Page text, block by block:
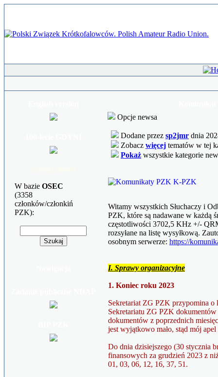
W bazie OSEC
(3358
członków/członkiń
PZK):
Opcje newsa
Dodane przez sp2jmr dnia
Zobacz więcej tematów w tej
Pokaż wszystkie kategorie
Witamy wszystkich Słuchaczy i
PZK, które są nadawane w każdą
częstotliwości 3702,5 KHz +/-
rozsyłane na listę wysyłkową.
osobnym serwerze: https://
I. Sprawy organizacyjne
1. Koniec roku 2023
Sekretariat ZG PZK przypomina o
Sekretariatu ZG PZK
dokumentów z poprzednich
jest wyjątkowo mało, stąd mój
Do dnia dzisiejszego (30 stycznia
finansowych za grudzień 2023 z
01, 03, 06, 12, 16, 37, 51.